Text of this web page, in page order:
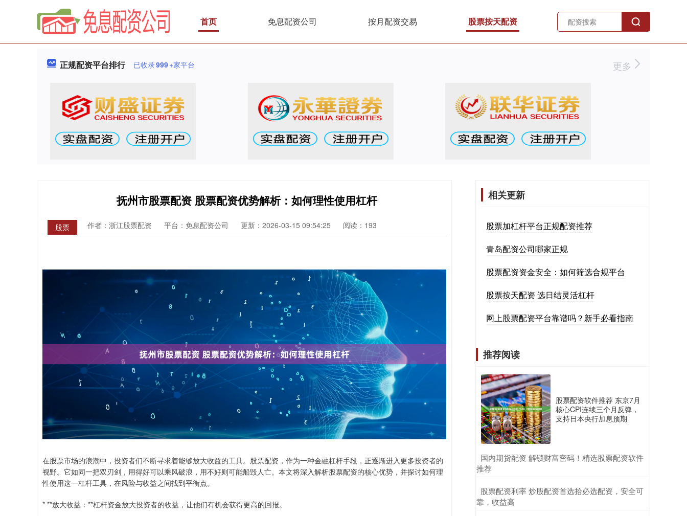
首页 免息配资公司 按月配资交易 股票按天配资
正规配资平台排行 已收录999+家平台 更多
抚州市股票配资 股票配资优势解析：如何理性使用杠杆
股票 作者：浙江股票配资 平台：免息配资公司 更新：2026-03-15 09:54:25 阅读：193
在股票市场的浪潮中，投资者们不断寻求着能够放大收益的工具。股票配资，作为一种金融杠杆手段，正逐渐进入更多投资者的
视野。它如同一把双刃剑，用得好可以乘风破浪，用不好则可能船毁人亡。本文将深入解析股票配资的核心优势，并探讨如何理
性使用这一杠杆工具，在风险与收益之间找到平衡点。
* **放大收益：**杠杆资金放大投资者的收益，让他们有机会获得更高的回报。
相关更新
股票加杠杆平台正规配资推荐
青岛配资公司哪家正规
股票配资资金安全：如何筛选合规平台
股票按天配资 选日结灵活杠杆
网上股票配资平台靠谱吗？新手必看指南
推荐阅读
股票配资软件推荐 东京7月
核心CPI连续三个月反弹，
支持日本央行加息预期
​国内期货配资 解锁财富密码！精选股票配资软件
推荐
​股票配资利率 炒股配资首选拾必选配资，安全可
靠，收益高